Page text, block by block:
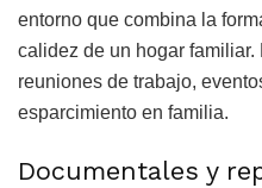
entorno que combina la
calidez de un hogar
reuniones de trabajo,
esparcimiento en familia.
Documentales y